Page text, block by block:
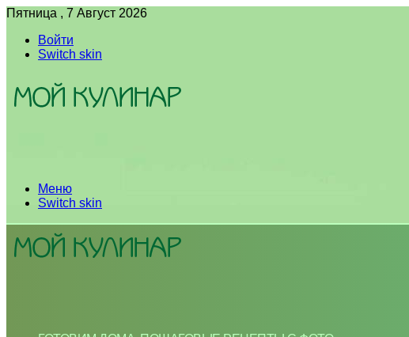
Пятница , 7 Август 2026
Войти
Switch skin
Меню
Switch skin